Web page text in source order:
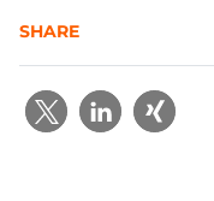
SHARE